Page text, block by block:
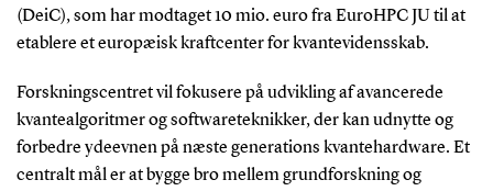
(DeiC), som har modtaget 10 mio. euro fra EuroHPC JU til at
etablere et europæisk kraftcenter for kvantevidensskab.
Forskningscentret vil fokusere på udvikling af avancerede
kvantealgoritmer og softwareteknikker, der kan udnytte og
forbedre ydeevnen på næste generations kvantehardware. Et
centralt mål er at bygge bro mellem grundforskning og